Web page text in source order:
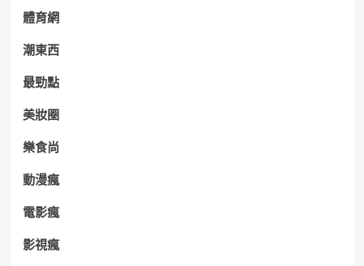
體育網
潮東西
最勁點
美妝圈
樂食尚
動漫瘋
電影瘋
影視瘋